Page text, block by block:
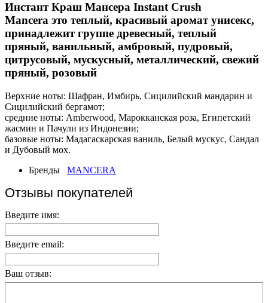
Инстант Краш Мансера Instant Crush
Mancera это теплый, красивый аромат унисекс,
принадлежит группе древесный, теплый
пряный, ванильный, амбровый, пудровый,
цитрусовый, мускусный, металлический, свежий
пряный, розовый
Верхние ноты: Шафран, Имбирь, Сицилийский мандарин и
Сицилийский бергамот;
средние ноты: Amberwood, Марокканская роза, Египетский
жасмин и Пачули из Индонезии;
базовые ноты: Мадагаскарская ваниль, Белый мускус, Сандал
и Дубовый мох.
Бренды
MANCERA
Отзывы покупателей
Введите имя:
Введите email:
Ваш отзыв: